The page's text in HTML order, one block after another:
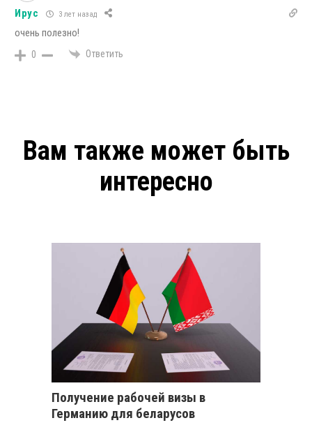
Ирус 3 лет назад
очень полезно!
0 Ответить
Вам также может быть
интересно
Получение рабочей визы в
Германию для беларусов